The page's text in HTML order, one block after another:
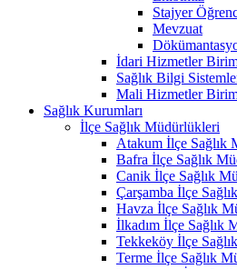
Stajyer
Mevzuat
İdari Hizmetler
Sağlık Bilgi
Mali Hizmetler
Sağlık Kurumları
İlçe Sağlık Müdürlükleri
Atakum İlçe Sağlık
Bafra İlçe Sağlık
Canik İlçe Sağlık
Çarşamba İlçe
Havza İlçe Sağlık
İlkadım İlçe Sağlık
Tekkeköy İlçe
Terme İlçe Sağlık